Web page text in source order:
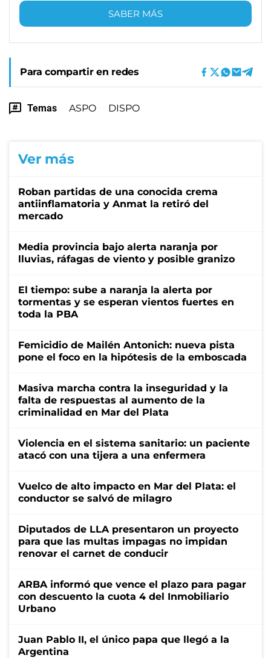
SABER MÁS
Para compartir en redes
Temas ASPO DISPO
Ver más
Roban partidas de una conocida crema
antiinflamatoria y Anmat la retiró del
mercado
Media provincia bajo alerta naranja por
lluvias, ráfagas de viento y posible granizo
El tiempo: sube a naranja la alerta por
tormentas y se esperan vientos fuertes en
toda la PBA
Femicidio de Mailén Antonich: nueva pista
pone el foco en la hipótesis de la emboscada
Masiva marcha contra la inseguridad y la
falta de respuestas al aumento de la
criminalidad en Mar del Plata
Violencia en el sistema sanitario: un paciente
atacó con una tijera a una enfermera
Vuelco de alto impacto en Mar del Plata: el
conductor se salvó de milagro
Diputados de LLA presentaron un proyecto
para que las multas impagas no impidan
renovar el carnet de conducir
ARBA informó que vence el plazo para pagar
con descuento la cuota 4 del Inmobiliario
Urbano
Juan Pablo II, el único papa que llegó a la
Argentina